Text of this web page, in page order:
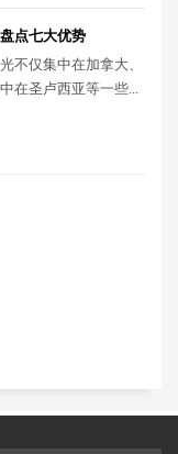
点七大优势
不仅集中在加拿大、
在圣卢西亚等一些...